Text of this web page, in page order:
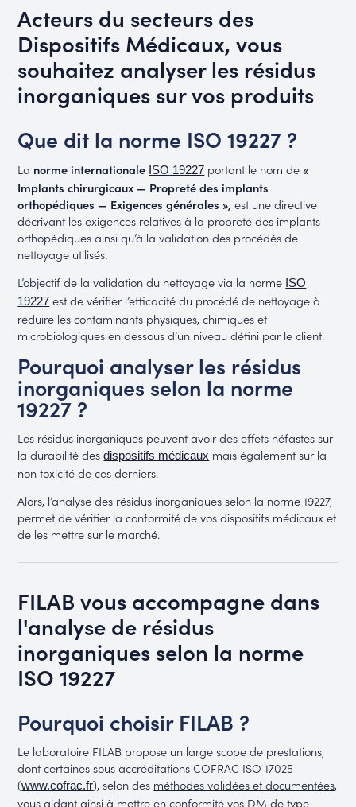
Acteurs du secteurs des
Dispositifs Médicaux, vous
souhaitez analyser les résidus
inorganiques sur vos produits
Que dit la norme ISO 19227 ?
La norme internationale ISO 19227 portant le nom de «
Implants chirurgicaux — Propreté des implants
orthopédiques — Exigences générales »,est une directive
décrivant les exigences relatives à la propreté des implants
orthopédiques ainsi qu’à la validation des procédés de
nettoyage utilisés.
L’objectif de la validation du nettoyage via la norme ISO
19227 est de vérifier l’efficacité du procédé de nettoyage à
réduire les contaminants physiques, chimiques et
microbiologiques en dessous d’un niveau défini par le client.
Pourquoi analyser les résidus
inorganiques selon la norme
19227 ?
Les résidus inorganiques peuvent avoir des effets néfastes sur
la durabilité desdispositifs médicaux mais également sur la
non toxicité de ces derniers.
Alors, l’analyse des résidus inorganiques selon la norme 19227,
permet de vérifier la conformité de vos dispositifs médicaux et
de les mettre sur le marché.
FILAB vous accompagne dans
l'analyse de résidus
inorganiques selon la norme
ISO 19227
Pourquoi choisir FILAB ?
Le laboratoire FILAB propose un large scope de prestations,
dont certaines sous accréditations COFRAC ISO 17025
(www.cofrac.fr), selon des méthodes validées et documentées,
vous aidant ainsi à mettre en conformité vos DM de type